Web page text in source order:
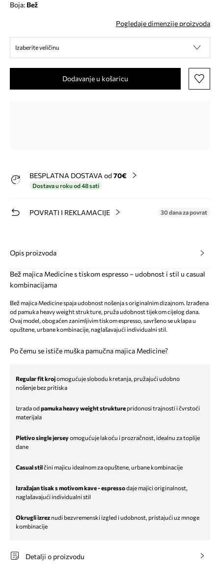
Boja: bež
Pogledaje dimenzije proizvoda
Izaberite veličinu
Dodavanje u košaricu
BESPLATNA DOSTAVA od 70€
Dostava u roku od 48 sati
POVRATI I REKLAMACIJE 30 dana za povrat
Opis proizvoda
Bež majica Medicine s tiskom espresso – udobnost i stil u casual
kombinacijama
Bež majica Medicine spaja udobnost nošenja s originalnim dizajnom. Izrađena
od pamuka heavy weight strukture, pruža udobnost tijekom cijelog dana.
Ovaj model, obogaćen zanimljivim tiskom espresso, savršeno se uklapa u
opuštene, urbane kombinacije, naglašavajući individualni stil.
Po čemu se ističe muška pamučna majica Medicine?
Regular fit krojomogućuje slobodu kretanja, pružajući udobno
nošenje bez pritiska
Izrada od pamuka heavy weight strukture pridonosi trajnosti i čvrstoći
materijala
Pletivo single jerseyomogućuje lakoću i prozračnost, idealnu za toplije
dane
Casual stilčini majicu idealnom za opuštene, urbane kombinacije
Izražajan tisak s motivom kave - espressodaje majici originalnost,
naglašavajući individualni stil
Okrugli izrez nudi bezvremenski izgled i udobnost, pristajući uz mnoge
kombinacije
Detalji o proizvodu